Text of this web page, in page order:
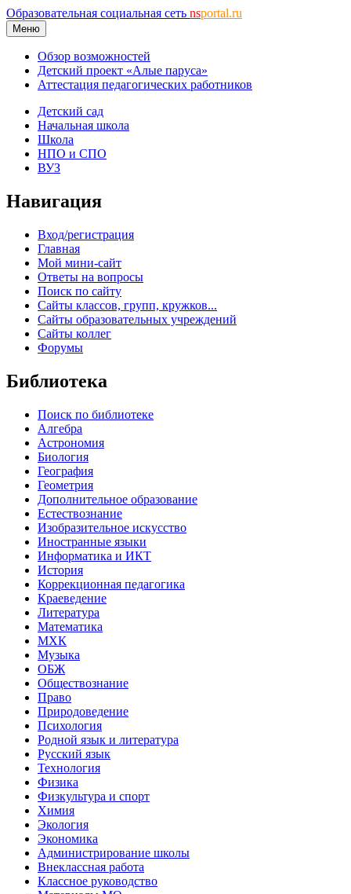
Образовательная социальная сеть nsportal.ru
Меню
Обзор возможностей
Детский проект «Алые паруса»
Аттестация педагогических работников
Детский сад
Начальная школа
Школа
НПО и СПО
ВУЗ
Навигация
Вход/регистрация
Главная
Мой мини-сайт
Ответы на вопросы
Поиск по сайту
Сайты классов, групп, кружков...
Сайты образовательных учреждений
Сайты коллег
Форумы
Библиотека
Поиск по библиотеке
Алгебра
Астрономия
Биология
География
Геометрия
Дополнительное образование
Естествознание
Изобразительное искусство
Иностранные языки
Информатика и ИКТ
История
Коррекционная педагогика
Краеведение
Литература
Математика
МХК
Музыка
ОБЖ
Обществознание
Право
Природоведение
Психология
Родной язык и литература
Русский язык
Технология
Физика
Физкультура и спорт
Химия
Экология
Экономика
Администрирование школы
Внеклассная работа
Классное руководство